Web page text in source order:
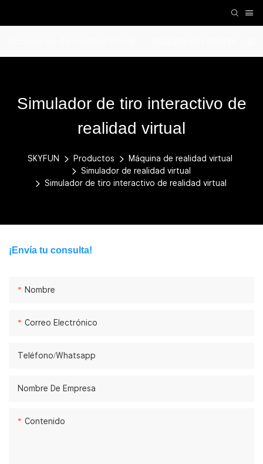
Simulador de tiro interactivo de
realidad virtual
SKYFUN Productos
Máquina de realidad virtual
Simulador de realidad virtual
Simulador de tiro interactivo de realidad virtual
¡Envía tu consulta!
Nombre
Correo Electrónico
Teléfono/whatsapp
Nombre De Empresa
Contenido